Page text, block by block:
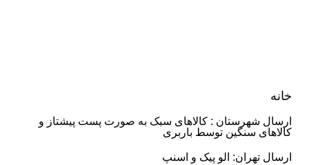
خانه
ارسال شهرستان : کالاهای سبک به صورت پست پیشتاز و
کالاهای سنگین توسط باربری
ارسال تهران: الو پیک و اسنپ